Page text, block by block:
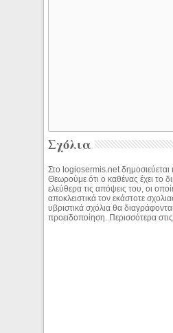
Σχόλια
Στο logiosermis.net δημοσιεύεται
Θεωρούμε ότι ο καθένας έχει το
ελεύθερα τις απόψεις του, οι
αποκλειστικά τον εκάστοτε
υβριστικά σχόλια θα
προειδοποίηση. Περισσότερα